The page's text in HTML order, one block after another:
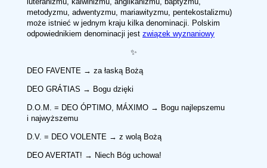
metodyzmu, adwentyzmu, mariawityzmu, pentekostalizmu)
może istnieć w jednym kraju kilka denominacji. Polskim
odpowiednikiem denominacji jest związek wyznaniowy
✨
DEO FAVENTE → za łaską Bożą
DEO GRÁTIAS → Bogu dzięki
D.O.M. = DEO ÓPTIMO, MÁXIMO → Bogu najlepszemu
i najwyższemu
D.V. = DEO VOLENTE → z wolą Bożą
DEO AVERTAT! → Niech Bóg uchowa!